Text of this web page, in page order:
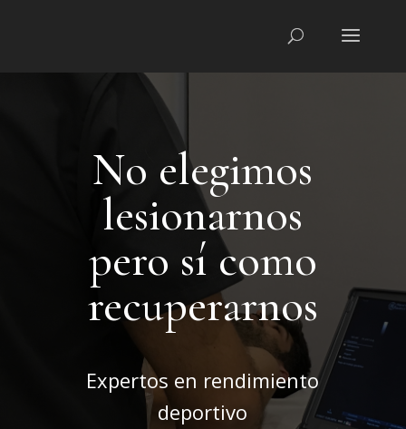
No elegimos
lesionarnos
pero sí como
recuperarnos
Expertos en rendimiento
deportivo